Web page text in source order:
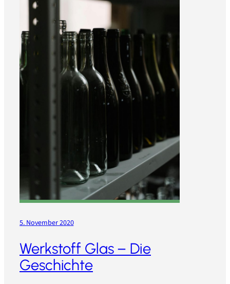
5. November 2020
Werkstoff Glas – Die
Geschichte